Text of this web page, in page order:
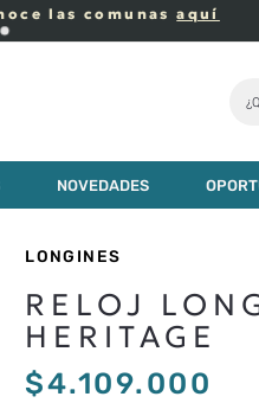
las comunasaquí
NOVEDADES
LONGINES
RELOJ
HERITAGE
$4.109.000